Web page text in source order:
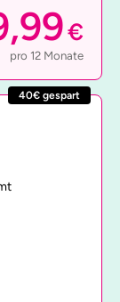
€
pro 12 Monate
40€ gespart